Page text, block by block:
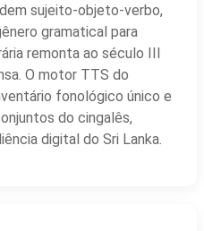
sujeito-objeto-verbo,
gramatical para
remonta ao século III
O motor TTS do
fonológico único e
do cingalês,
digital do Sri Lanka.